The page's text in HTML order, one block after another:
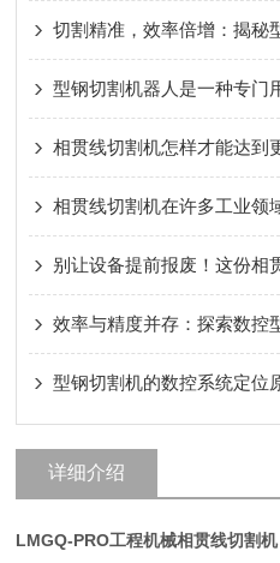
切割精准，效率倍增：揭秘
相贯线切割机怎样才能达到
相贯线切割机在许多工业领
别让设备提前报废！这份相
效率与精度并存：探索数控
型钢切割机的数控系统定位
详细介绍
LMGQ-PRO工程机械相贯线切割机